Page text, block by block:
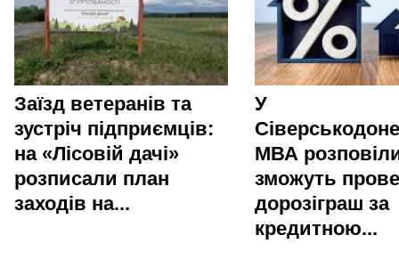
Заїзд ветеранів та
зустріч підприємців:
на «Лісовій дачі»
розписали план
заходів на...
У
МВА
зможуть
дорозіграш за
кредитною...